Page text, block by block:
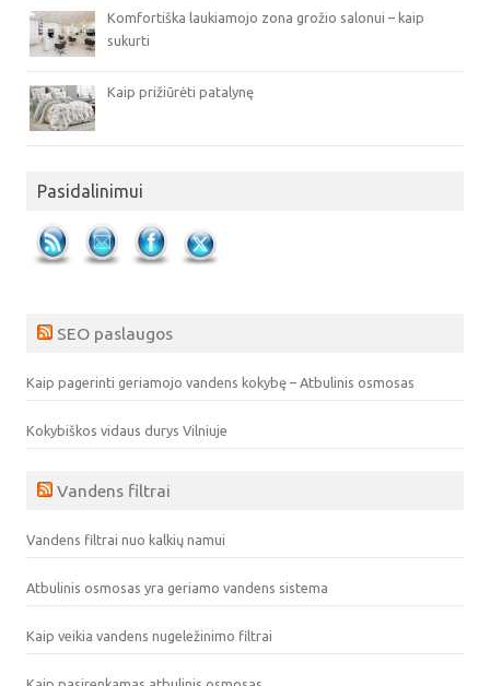
Komfortiška laukiamojo zona grožio salonui – kaip
sukurti
Kaip prižiūrėti patalynę
Pasidalinimui
SEO paslaugos
Kaip pagerinti geriamojo vandens kokybę – Atbulinis osmosas
Kokybiškos vidaus durys Vilniuje
Vandens filtrai
Vandens filtrai nuo kalkių namui
Atbulinis osmosas yra geriamo vandens sistema
Kaip veikia vandens nugeležinimo filtrai